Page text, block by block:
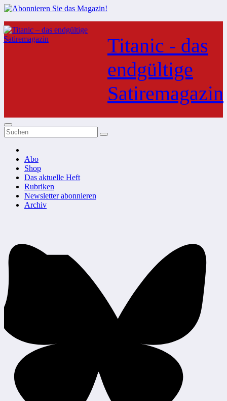
Zum
Inhalt
springen
Titanic - das
endgültige
Satiremagazin
Abo
Shop
Das aktuelle Heft
Rubriken
Newsletter abonnieren
Archiv